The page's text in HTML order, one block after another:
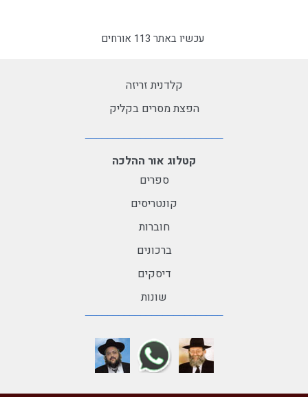
עכשיו באתר 113 אורחים
קלדנית זריזה
הפצת מסרים בקליק
קטלוג אור ההלכה
ספרים
קונטריסים
חוברות
ברכונים
דיסקים
שונות